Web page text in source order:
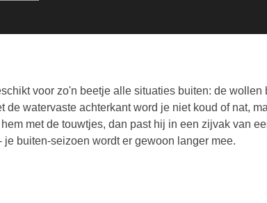
voor zo'n beetje alle situaties buiten: de
de watervaste achterkant word je niet koud of nat,
met de touwtjes, dan past hij in een zijvak van
buiten-seizoen wordt er gewoon langer mee.